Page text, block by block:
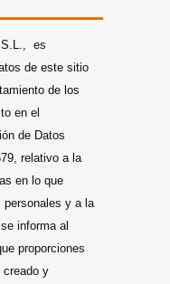
S.L., es
de este sitio
de los
en el
de Datos
relativo a la
en lo que
personales y a la
informa al
proporciones
creado y